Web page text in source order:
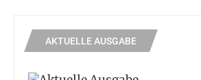
AKTUELLE AUSGABE